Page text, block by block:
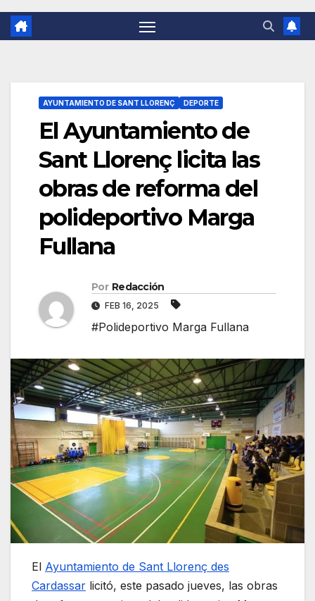
AYUNTAMIENTO DE SANT LLORENÇ DEPORTE
El Ayuntamiento de
Sant Llorenç licita las
obras de reforma del
polideportivo Marga
Fullana
Por Redacción
FEB 16, 2025
#Polideportivo Marga Fullana
El Ayuntamiento de Sant Llorenç des
Cardassar licitó, este pasado jueves, las obras